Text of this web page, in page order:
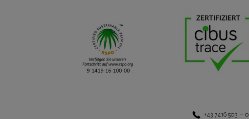
+43 7416 503 – 0